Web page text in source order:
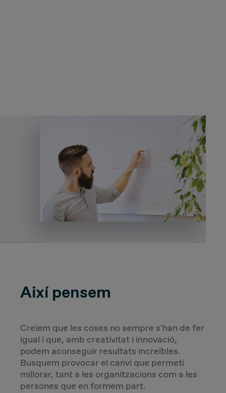
Així pensem
Creiem que les coses no sempre s'han de fer
igual i que, amb creativitat i innovació,
podem aconseguir resultats increïbles.
Busquem provocar el canvi que permeti
millorar, tant a les organitzacions com a les
persones que en formem part.